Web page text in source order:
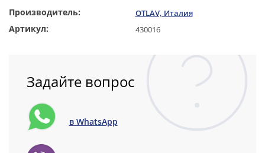
Производитель: OTLAV, Италия
Артикул: 430016
Задайте вопрос
в WhatsApp